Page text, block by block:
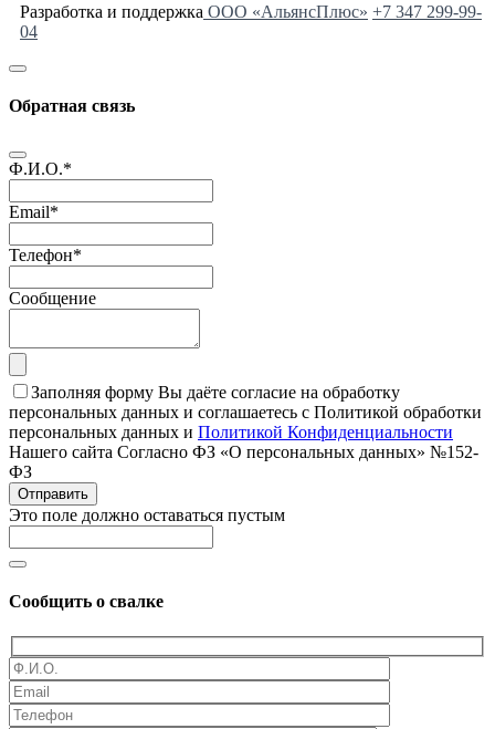
Разработка и поддержка ООО «АльянсПлюс» +7 347 299-99-
04
Обратная связь
Ф.И.О.*
Email*
Телефон*
Сообщение
Заполняя форму Вы даёте согласие на обработку
персональных данных и соглашаетесь с Политикой обработки
персональных данных и Политикой Конфиденциальности
Нашего сайта Согласно ФЗ «О персональных данных» №152-
ФЗ
Отправить
Это поле должно оставаться пустым
Сообщить о свалке